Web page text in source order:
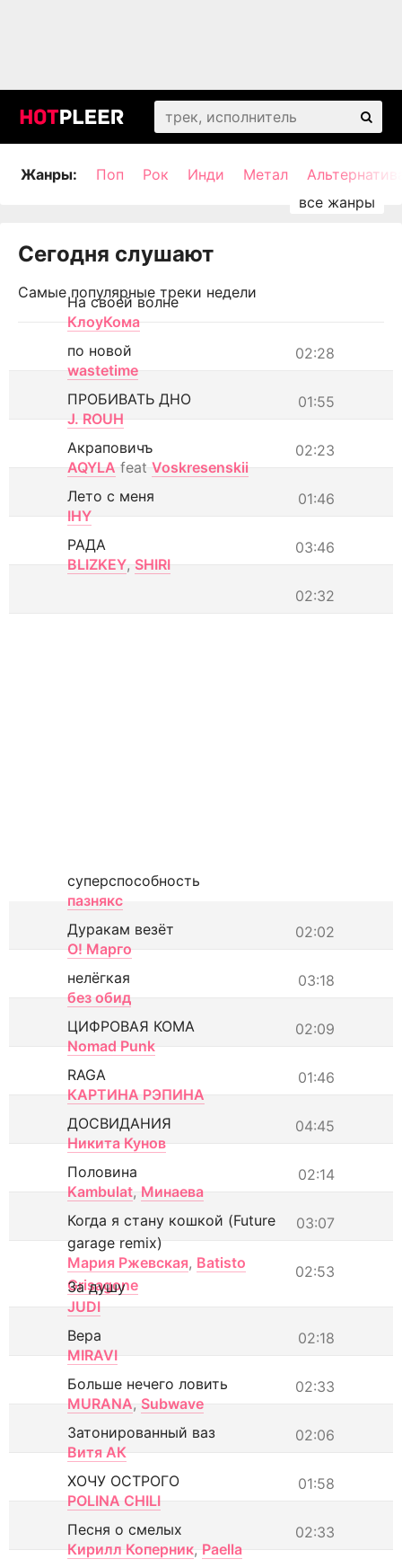
Жанры: Поп Рок Инди Метал
Сегодня слушают
Самые популярные треки недели
На своей волне
КлоуКома
02:28
по новой
wastetime
01:55
ПРОБИВАТЬ ДНО
J. ROUH
02:23
Акраповичъ
AQYLA feat Voskresenskii
01:46
Лето с меня
IHY
03:46
РАДА
BLIZKEY, SHIRI
02:32
суперспособность
пазнякс
02:02
Дуракам везёт
О! Марго
03:18
нелёгкая
без обид
02:09
ЦИФРОВАЯ КОМА
Nomad Punk
01:46
RAGA
КАРТИНА РЭПИНА
04:45
ДОСВИДАНИЯ
Никита Кунов
02:14
Половина
Kambulat, Минаева
03:07
Когда я стану кошкой (Future
garage remix)
Мария Ржевская, Batisto
Grisagone
02:53
За душу
JUDI
02:18
Вера
MIRAVI
02:33
Больше нечего ловить
MURANA, Subwave
02:06
Затонированный ваз
Витя АК
01:58
ХОЧУ ОСТРОГО
POLINA CHILI
02:33
Песня о смелых
Кирилл Коперник, Paella